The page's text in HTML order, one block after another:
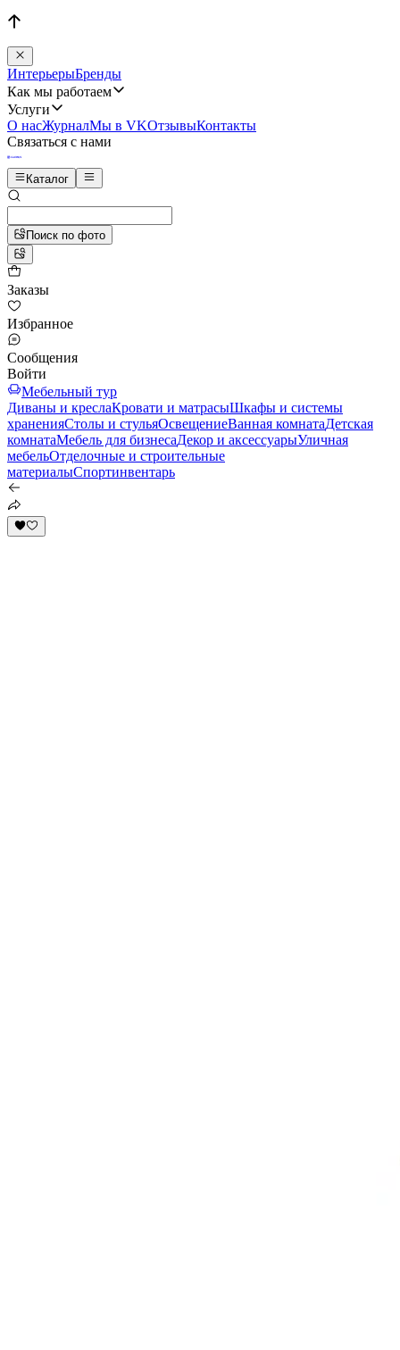
ИнтерьерыБренды
Как мы работаем
Услуги
О насЖурналМы в VKОтзывыКонтакты
Связаться с нами
Каталог
Поиск по фото
Заказы
Избранное
Сообщения
Войти
Мебельный тур
Диваны и креслаКровати и матрасыШкафы и системы
храненияСтолы и стульяОсвещениеВанная комнатаДетская
комнатаМебель для бизнесаДекор и аксессуарыУличная
мебельОтделочные и строительные
материалыСпортинвентарь